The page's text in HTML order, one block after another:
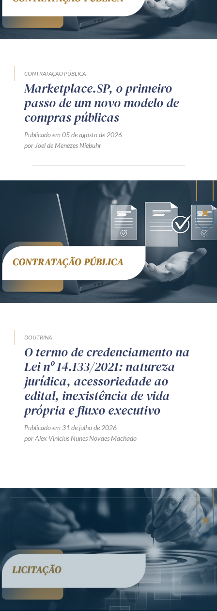
CONTRATAÇÃO PÚBLICA
Marketplace.SP, o primeiro
passo de um novo modelo de
compras públicas
Publicado em 05 de agosto de 2026
por Joel de Menezes Niebuhr
DOUTRINA
O termo de credenciamento na
Lei nº 14.133/2021: natureza
jurídica, acessoriedade ao
edital, inexistência de vida
própria e fluxo executivo
Publicado em 31 de julho de 2026
por Alex Vinicius Nunes Novaes Machado